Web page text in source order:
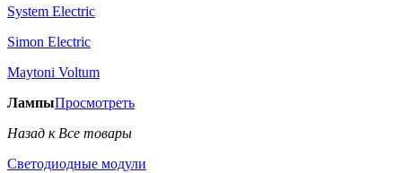
System Electric
Simon Electric
Maytoni Voltum
ЛампыПросмотреть
Назад к Все товары
Светодиодные модули